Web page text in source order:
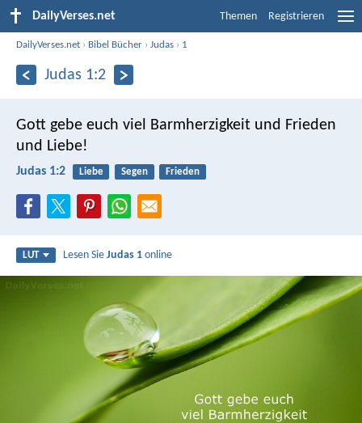
DailyVerses.net Themen Registrieren
DailyVerses.net › Bibel Bücher ›Judas › 1
Judas 1:2
Gott gebe euch viel Barmherzigkeit und Frieden
und Liebe!
Judas 1:2 Liebe Segen Frieden
LUT Lesen SieJudas 1 online